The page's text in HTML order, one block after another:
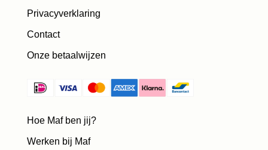
Privacyverklaring
Contact
Onze betaalwijzen
Hoe Maf ben jij?
Werken bij Maf